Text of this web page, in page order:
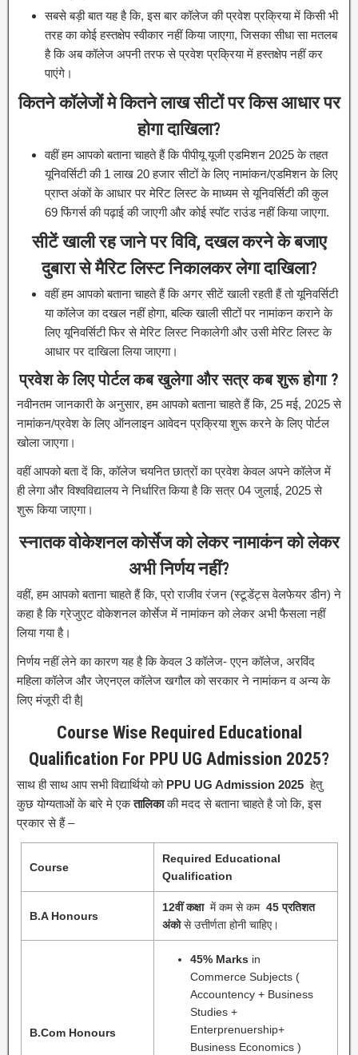
सबसे बड़ी बात यह है कि, इस बार कॉलेज की प्रवेश प्रक्रिया में किसी भी
तरह का कोई हस्तक्षेप स्वीकार नहीं किया जाएगा, जिसका सीधा सा मतलब
है कि अब कॉलेज अपनी तरफ से प्रवेश प्रक्रिया में हस्तक्षेप नहीं कर
पाएंगे।
कितने कॉलेजोें मे कितने लाख सीटोें पर किस आधार पर
होगा दाखिला?
वहीं हम आपको बताना चाहते हैं कि पीपीयू यूजी एडमिशन 2025 के तहत
यूनिवर्सिटी की 1 लाख 20 हजार सीटों के लिए नामांकन/एडमिशन के लिए
प्राप्त अंकों के आधार पर मेरिट लिस्ट के माध्यम से यूनिवर्सिटी की कुल
69 फिंगर्स की पढ़ाई की जाएगी और कोई स्पॉट राउंड नहीं किया जाएगा.
सीटें खाली रह जाने पर विवि, दखल करने के बजाए
दुबारा से मैरिट लिस्ट निकालकर लेगा दाखिला?
वहीं हम आपको बताना चाहते हैं कि अगर सीटें खाली रहती हैं तो यूनिवर्सिटी
या कॉलेज का दखल नहीं होगा, बल्कि खाली सीटों पर नामांकन कराने के
लिए यूनिवर्सिटी फिर से मेरिट लिस्ट निकालेगी और उसी मेरिट लिस्ट के
आधार पर दाखिला लिया जाएगा।
प्रवेश के लिए पोर्टल कब खुलेगा और सत्र कब शुरू होगा ?
नवीनतम जानकारी के अनुसार, हम आपको बताना चाहते हैं कि, 25 मई, 2025 से
नामांकन/प्रवेश के लिए ऑनलाइन आवेदन प्रक्रिया शुरू करने के लिए पोर्टल
खोला जाएगा।
वहीं आपको बता दें कि, कॉलेज चयनित छात्रों का प्रवेश केवल अपने कॉलेज में
ही लेगा और विश्वविद्यालय ने निर्धारित किया है कि सत्र 04 जुलाई, 2025 से
शुरू किया जाएगा।
स्नातक वोकेशनल कोर्सेज को लेकर नामाकंन को लेकर
अभी निर्णय नहीं?
वहीं, हम आपको बताना चाहते हैं कि, प्रो राजीव रंजन (स्टूडेंट्स वेलफेयर डीन) ने
कहा है कि ग्रेजुएट वोकेशनल कोर्सेज में नामांकन को लेकर अभी फैसला नहीं
लिया गया है।
निर्णय नहीं लेने का कारण यह है कि केवल 3 कॉलेज- एएन कॉलेज, अरविंद
महिला कॉलेज और जेएनएल कॉलेज खगौल को सरकार ने नामांकन व अन्य के
लिए मंजूरी दी है|
Course Wise Required Educational
Qualification For PPU UG Admission 2025?
साथ ही साथ आप सभी विद्यार्थियो को PPU UG Admission 2025 हेतु
कुछ योग्यताओं के बारे मे एकतालिकाकी मदद से बताना चाहते है जो कि, इस
प्रकार से हैं –
Course
Required Educational
Qualification
B.A Honours
12वीं कक्षा में कम से कम 45 प्रतिशत
अंकोसे उत्तीर्णता होनी चाहिए।
B.Com Honours
45% Marks in
Commerce Subjects (
Accountency + Business
Studies +
Enterprenuership+
Business Economics )